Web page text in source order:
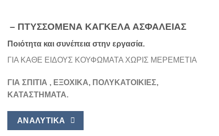
– ΠΤΥΣΣΟΜΕΝΑ ΚΑΓΚΕΛΑ ΑΣΦΑΛΕΙΑΣ
Ποιότητα και συνέπεια στην εργασία.
ΓΙΑ ΚΑΘΕ ΕΙΔΟΥΣ ΚΟΥΦΩΜΑΤΑ ΧΩΡΙΣ ΜΕΡΕΜΕΤΙΑ
ΓΙΑ ΣΠΙΤΙΑ , ΕΞΟΧΙΚΑ, ΠΟΛΥΚΑΤΟΙΚΙΕΣ,
ΚΑΤΑΣΤΗΜΑΤΑ.
ΑΝΑΛΥΤΙΚΑ